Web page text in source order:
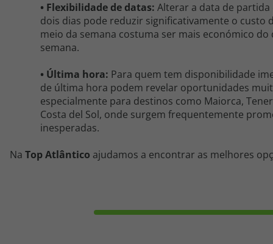
• Flexibilidade de datas: Alterar a data de
dois dias pode reduzir significativamente o custo
meio da semana costuma ser mais económico do
semana.
• Última hora: Para quem tem disponibilidade
de última hora podem revelar oportunidades
especialmente para destinos como Maiorca,
Costa del Sol, onde surgem frequentemente
inesperadas.
Na Top Atlântico ajudamos a encontrar as melhores